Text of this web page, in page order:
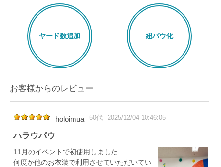
ヤード数追加 紐パウ化
お客様からのレビュー
holoimua 50代 2025/12/04 10:46:05
ハラウパウ
11月のイベントで初使用しました
何度か他のお衣装で利用させていただいてい